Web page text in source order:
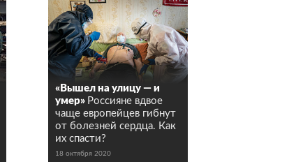
«Вышел на улицу — и
умер» Россияне вдвое
чаще европейцев гибнут
от болезней сердца. Как
их спасти?
18 октября 2020